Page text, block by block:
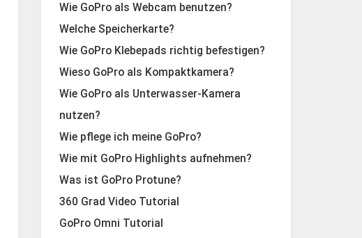
Wie GoPro als Webcam benutzen?
Welche Speicherkarte?
Wie GoPro Klebepads richtig befestigen?
Wieso GoPro als Kompaktkamera?
Wie GoPro als Unterwasser-Kamera
nutzen?
Wie pflege ich meine GoPro?
Wie mit GoPro Highlights aufnehmen?
Was ist GoPro Protune?
360 Grad Video Tutorial
GoPro Omni Tutorial